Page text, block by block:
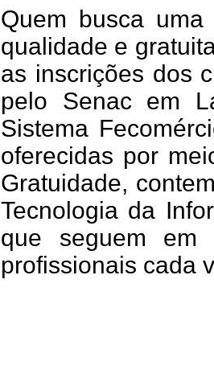
Quem busca
qualidade e
as inscrições dos
pelo Senac em
Sistema
oferecidas por
Gratuidade,
Tecnologia da
que seguem em
profissionais cada